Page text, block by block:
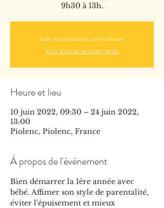
9h30 à 13h.
Les inscriptions sont closes
Voir autres événements
Heure et lieu
10 juin 2022, 09:30 – 24 juin 2022,
13:00
Piolenc, Piolenc, France
À propos de l'événement
Bien démarrer la 1ère année avec
bébé. Affimer son style de parentalité,
éviter l'épuisement et mieux